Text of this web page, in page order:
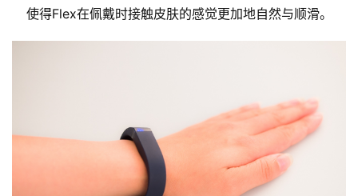
使得Flex在佩戴时接触皮肤的感觉更加地自然与顺滑。